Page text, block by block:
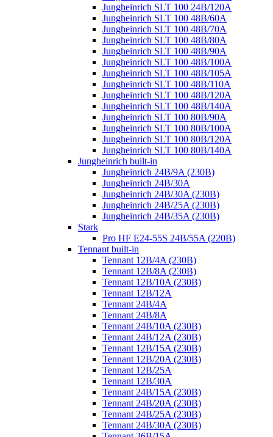
Jungheinrich SLT 100 24B/120A
Jungheinrich SLT 100 48B/60A
Jungheinrich SLT 100 48B/70A
Jungheinrich SLT 100 48B/80A
Jungheinrich SLT 100 48B/90A
Jungheinrich SLT 100 48B/100A
Jungheinrich SLT 100 48B/105A
Jungheinrich SLT 100 48B/110A
Jungheinrich SLT 100 48B/120A
Jungheinrich SLT 100 48B/140A
Jungheinrich SLT 100 80B/90A
Jungheinrich SLT 100 80B/100A
Jungheinrich SLT 100 80B/120A
Jungheinrich SLT 100 80B/140A
Jungheinrich built-in
Jungheinrich 24B/9A (230B)
Jungheinrich 24B/30A
Jungheinrich 24B/30A (230B)
Jungheinrich 24B/25A (230B)
Jungheinrich 24B/35A (230B)
Stark
Pro HF E24-55S 24B/55A (220B)
Tennant built-in
Tennant 12B/4A (230B)
Tennant 12B/8A (230B)
Tennant 12B/10A (230B)
Tennant 12B/12A
Tennant 24B/4A
Tennant 24B/8A
Tennant 24B/10A (230B)
Tennant 24B/12A (230B)
Tennant 12B/15A (230B)
Tennant 12B/20A (230B)
Tennant 12B/25A
Tennant 12B/30A
Tennant 24B/15A (230B)
Tennant 24B/20A (230B)
Tennant 24B/25A (230B)
Tennant 24B/30A (230B)